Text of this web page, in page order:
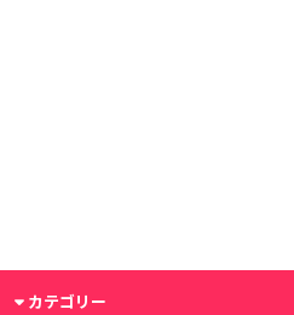
カテゴリー